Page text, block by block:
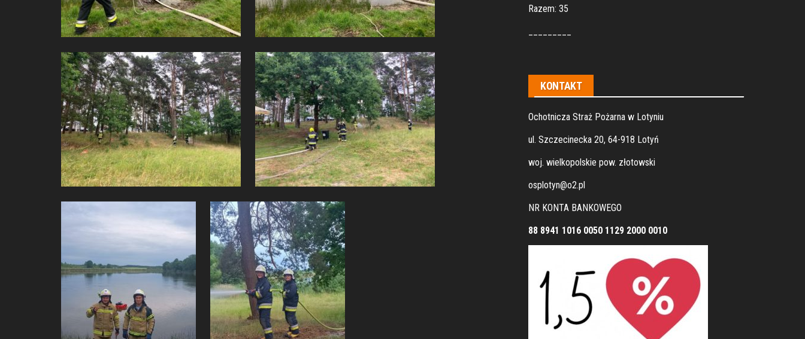
Razem: 35
KONTAKT
Ochotnicza Straż Pożarna w Lotyniu
ul. Szczecinecka 20, 64-918 Lotyń
woj. wielkopolskie pow. złotowski
osplotyn@o2.pl
NR KONTA BANKOWEGO
88 8941 1016 0050 1129 2000 0010